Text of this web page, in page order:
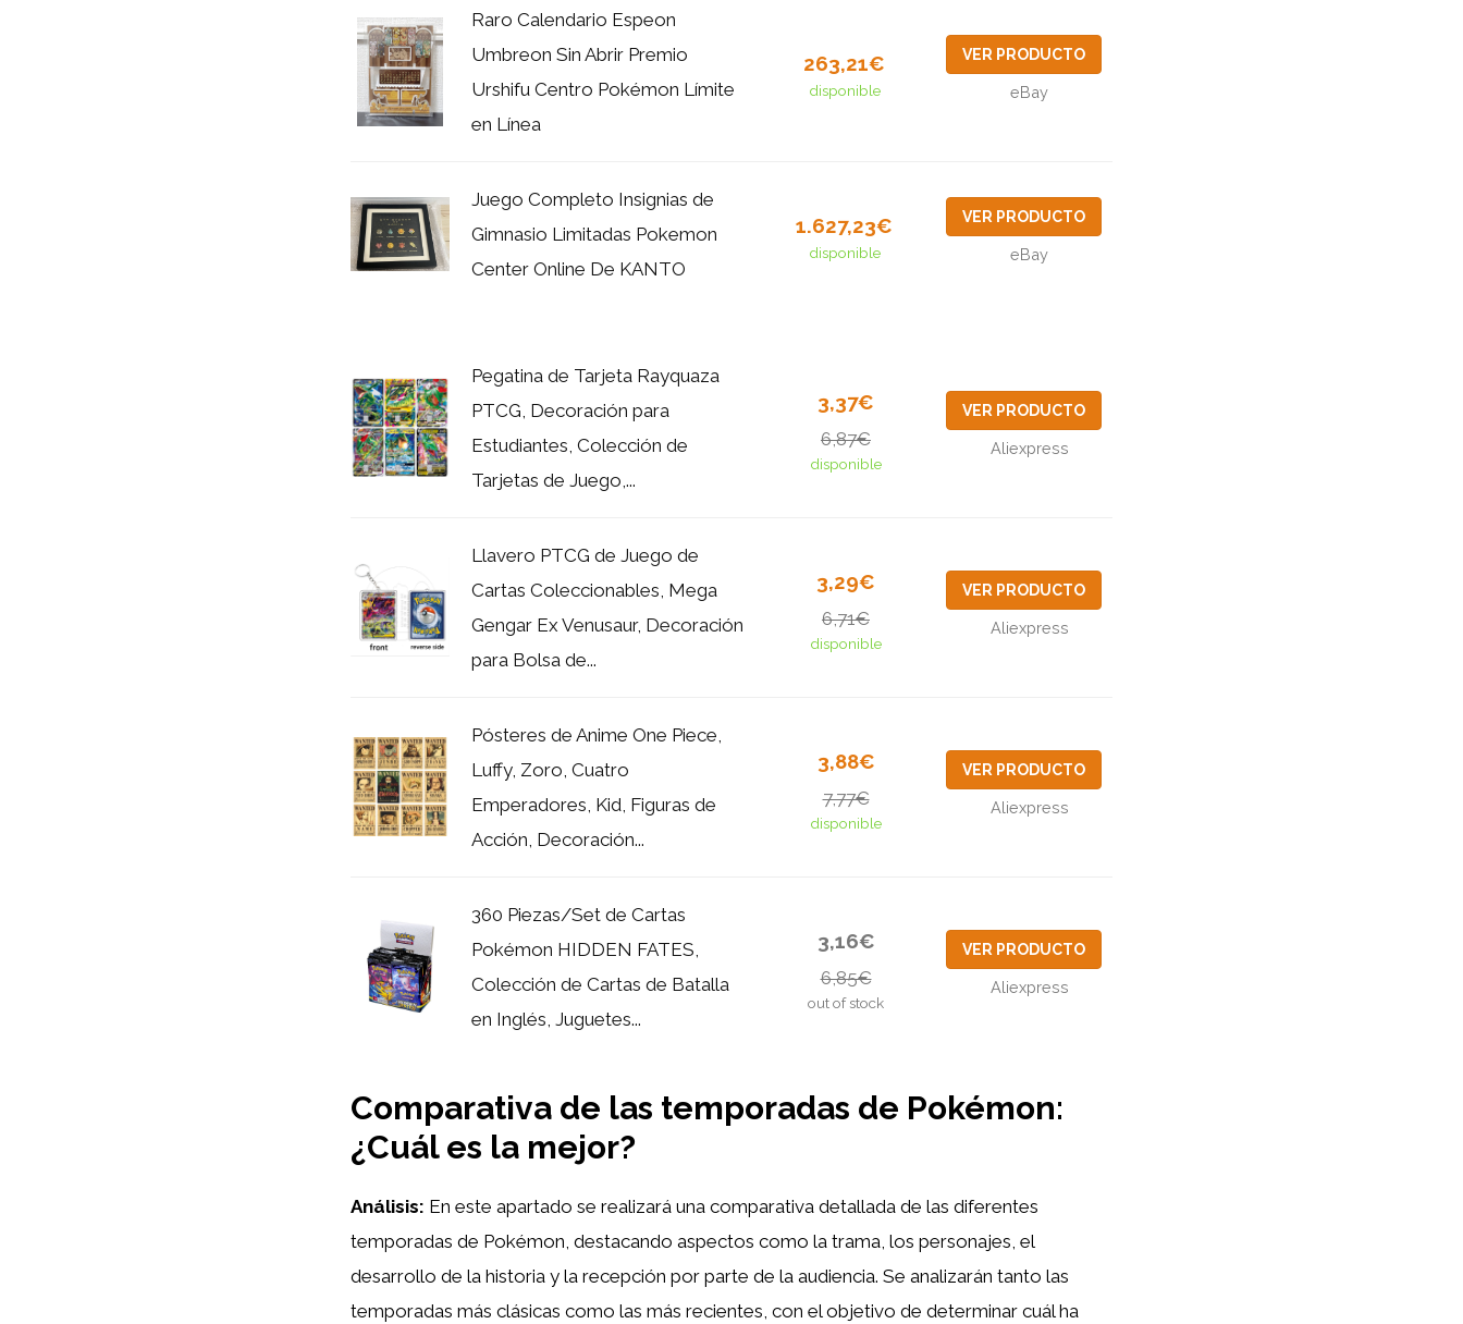
Raro Calendario Espeon
Umbreon Sin Abrir Premio
Urshifu Centro Pokémon Límite
en Línea
263,21€
disponible
VER PRODUCTO
eBay
Juego Completo Insignias de
Gimnasio Limitadas Pokemon
Center Online De KANTO
1.627,23€
disponible
VER PRODUCTO
eBay
Pegatina de Tarjeta Rayquaza
PTCG, Decoración para
Estudiantes, Colección de
Tarjetas de Juego,...
3,37€
6,87€
disponible
VER PRODUCTO
Aliexpress
Llavero PTCG de Juego de
Cartas Coleccionables, Mega
Gengar Ex Venusaur, Decoración
para Bolsa de...
3,29€
6,71€
disponible
VER PRODUCTO
Aliexpress
Pósteres de Anime One Piece,
Luffy, Zoro, Cuatro
Emperadores, Kid, Figuras de
Acción, Decoración...
3,88€
7,77€
disponible
VER PRODUCTO
Aliexpress
360 Piezas/Set de Cartas
Pokémon HIDDEN FATES,
Colección de Cartas de Batalla
en Inglés, Juguetes...
3,16€
6,85€
out of stock
VER PRODUCTO
Aliexpress
Comparativa de las temporadas de Pokémon:
¿Cuál es la mejor?
Análisis: En este apartado se realizará una comparativa detallada de las diferentes
temporadas de Pokémon, destacando aspectos como la trama, los personajes, el
desarrollo de la historia y la recepción por parte de la audiencia. Se analizarán tanto las
temporadas más clásicas como las más recientes, con el objetivo de determinar cuál ha